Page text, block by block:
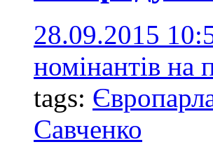
28.09.2015
номінантів на
tags:
Савченко